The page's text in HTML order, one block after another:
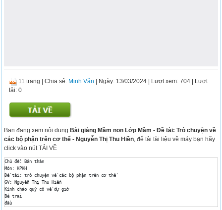
11 trang |Chia sẻ: Minh Văn | Ngày: 13/03/2024 | Lượt xem: 704 | Lượt
tải: 0
Bạn đang xem nội dungBài giảng Mầm non Lớp Mầm - Đề tài: Trò chuyện về
các bộ phận trên cơ thể - Nguyễn Thị Thu Hiền , để tải tài liệu về máy bạn hãy
click vào nút TẢI VỀ
Chủ đề: Bản thân
Môn: KPKH
Đề tài: trò chuyện về các bộ phận trên cơ thể
GV: Nguyễn Thị Thu Hiền
Kính chào quý cô về dự giờ
Bé trai
đầu